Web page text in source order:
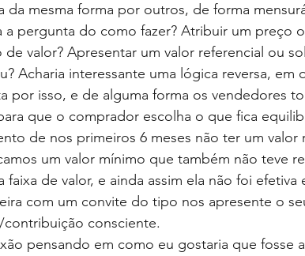
da mesma forma por outros, de forma
a pergunta do como fazer? Atribuir um preço
valor? Apresentar um valor referencial ou
Acharia interessante uma lógica reversa, em
por isso, e de alguma forma os vendedores
que o comprador escolha o que fica
de nos primeiros 6 meses não ter um valor
um valor mínimo que também não teve
de valor, e ainda assim ela não foi efetiva
com um convite do tipo nos apresente o
consciente.
pensando em como eu gostaria que fosse